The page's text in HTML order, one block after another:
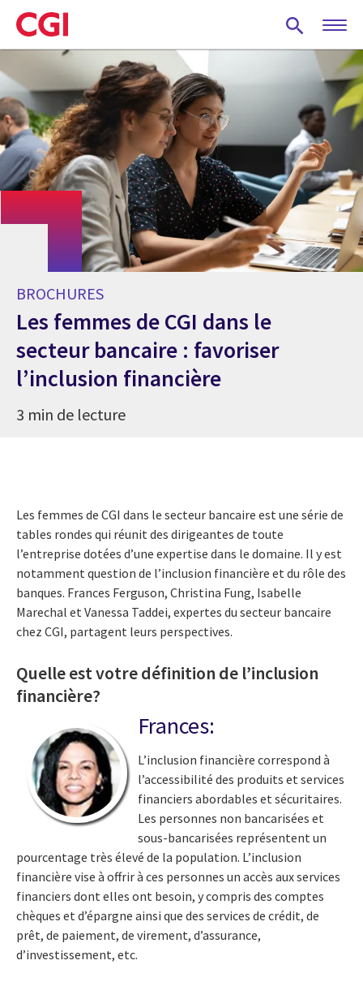
Skip
to
main
BROCHURES
Les femmes de CGI dans le
secteur bancaire : favoriser
l’inclusion financière
3 min de lecture
Les femmes de CGI dans le secteur bancaire est une série de
tables rondes qui réunit des dirigeantes de toute
l’entreprise dotées d’une expertise dans le domaine. Il y est
notamment question de l’inclusion financière et du rôle des
banques. Frances Ferguson, Christina Fung, Isabelle
Marechal et Vanessa Taddei, expertes du secteur bancaire
chez CGI, partagent leurs perspectives.
Quelle est votre définition de l’inclusion
financière?
Frances:
L’inclusion financière correspond à
l’accessibilité des produits et services
financiers abordables et sécuritaires.
Les personnes non bancarisées et
sous-bancarisées représentent un
pourcentage très élevé de la population. L’inclusion
financière vise à offrir à ces personnes un accès aux services
financiers dont elles ont besoin, y compris des comptes
chèques et d’épargne ainsi que des services de crédit, de
prêt, de paiement, de virement, d’assurance,
d’investissement, etc.